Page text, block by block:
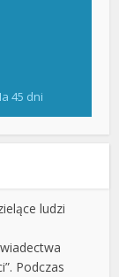
45 dni
ludzi
Podczas